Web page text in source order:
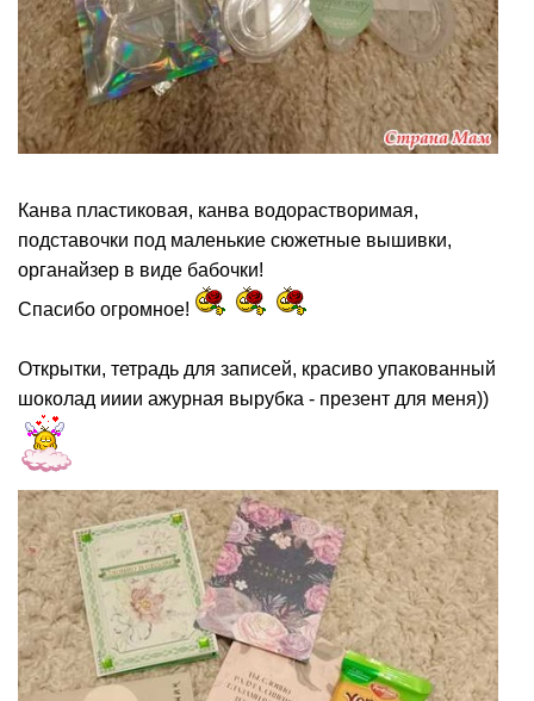
Канва пластиковая, канва водорастворимая,
подставочки под маленькие сюжетные вышивки,
органайзер в виде бабочки!
Спасибо огромное!
Открытки, тетрадь для записей, красиво упакованный
шоколад ииии ажурная вырубка - презент для меня))